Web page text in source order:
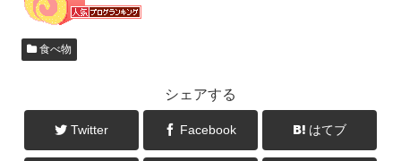
食べ物
シェアする
Twitter Facebook はてブ